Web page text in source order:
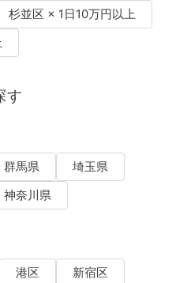
杉並区 × 1日10万円以上
す
群馬県
埼玉県
神奈川県
港区
新宿区